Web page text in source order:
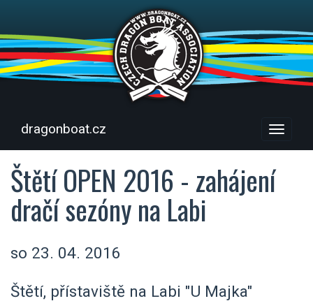
Menu
dragonboat.cz
Štětí OPEN 2016 - zahájení
dračí sezóny na Labi
so 23. 04. 2016
Štětí, přístaviště na Labi "U Majka"